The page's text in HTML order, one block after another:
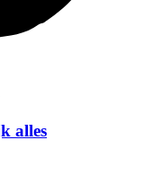
alles